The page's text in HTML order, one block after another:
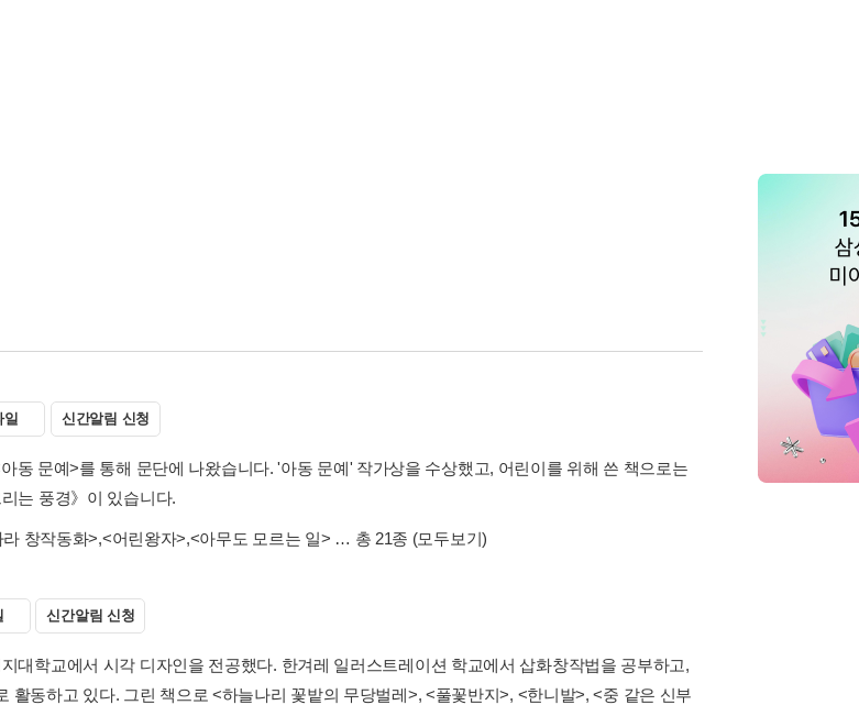
일 신간알림 신청
동 문예>를 통해 문단에 나왔습니다. '아동 문예' 작가상을 수상했고, 어린이를 위해 쓴 책으로는
는 풍경》이 있습니다.
창작동화>,<어린왕자>,<아무도 모르는 일> … 총 21종 (모두보기)
신간알림 신청
대학교에서 시각 디자인을 전공했다. 한겨레 일러스트레이션 학교에서 삽화창작법을 공부하고,
활동하고 있다. 그린 책으로 <하늘나리 꽃밭의 무당벌레>, <풀꽃반지>, <한니발>, <중 같은 신부